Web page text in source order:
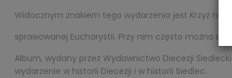
Widocznym znakiem tego wydarzenia jest Krzyż na
sprawowanej Eucharystii. Przy nim często można
Album, wydany przez Wydawnictwo Diecezji
wydarzenie w historii Diecezji i w historii Siedlec.